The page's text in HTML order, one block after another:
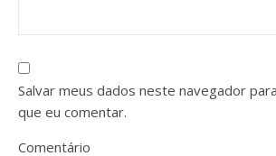
Salvar meus dados neste navegador
que eu comentar.
Comentário